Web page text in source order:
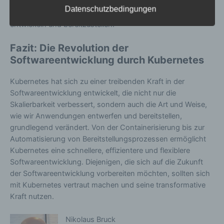
Bindung an einen spezifischen Cloud-Anbieter zu
entwickeln und bereitzustellen.
Fazit: Die Revolution der
Softwareentwicklung durch Kubernetes
Kubernetes hat sich zu einer treibenden Kraft in der
Softwareentwicklung entwickelt, die nicht nur die
Skalierbarkeit verbessert, sondern auch die Art und Weise,
wie wir Anwendungen entwerfen und bereitstellen,
grundlegend verändert. Von der Containerisierung bis zur
Automatisierung von Bereitstellungsprozessen ermöglicht
Kubernetes eine schnellere, effizientere und flexiblere
Softwareentwicklung. Diejenigen, die sich auf die Zukunft
der Softwareentwicklung vorbereiten möchten, sollten sich
mit Kubernetes vertraut machen und seine transformative
Kraft nutzen.
Nikolaus Bruck
Begrifflichkeiten, die durch den Europäischen
Richtlinien- und Verordnungsgeber beim Erlass
soll sowohl für die Öffentlichkeit als auch für
unsere Kunden und Geschäftspartner einfach
lesbar und verständlich sein. Um dies zu
Begrifflichkeiten erläutern.
Wir verwenden in dieser Datenschutzerklärung
unter anderem die folgenden Begriffe:
a) personenbezogene Daten
Personenbezogene Daten sind alle
Informationen, die sich auf eine identifizierte
oder identifizierbare natürliche Person (im
Folgenden „betroffene Person") beziehen.
Als identifizierbar wird eine natürliche
insbesondere mittels Zuordnung zu einer
Datenschutzbedingungen